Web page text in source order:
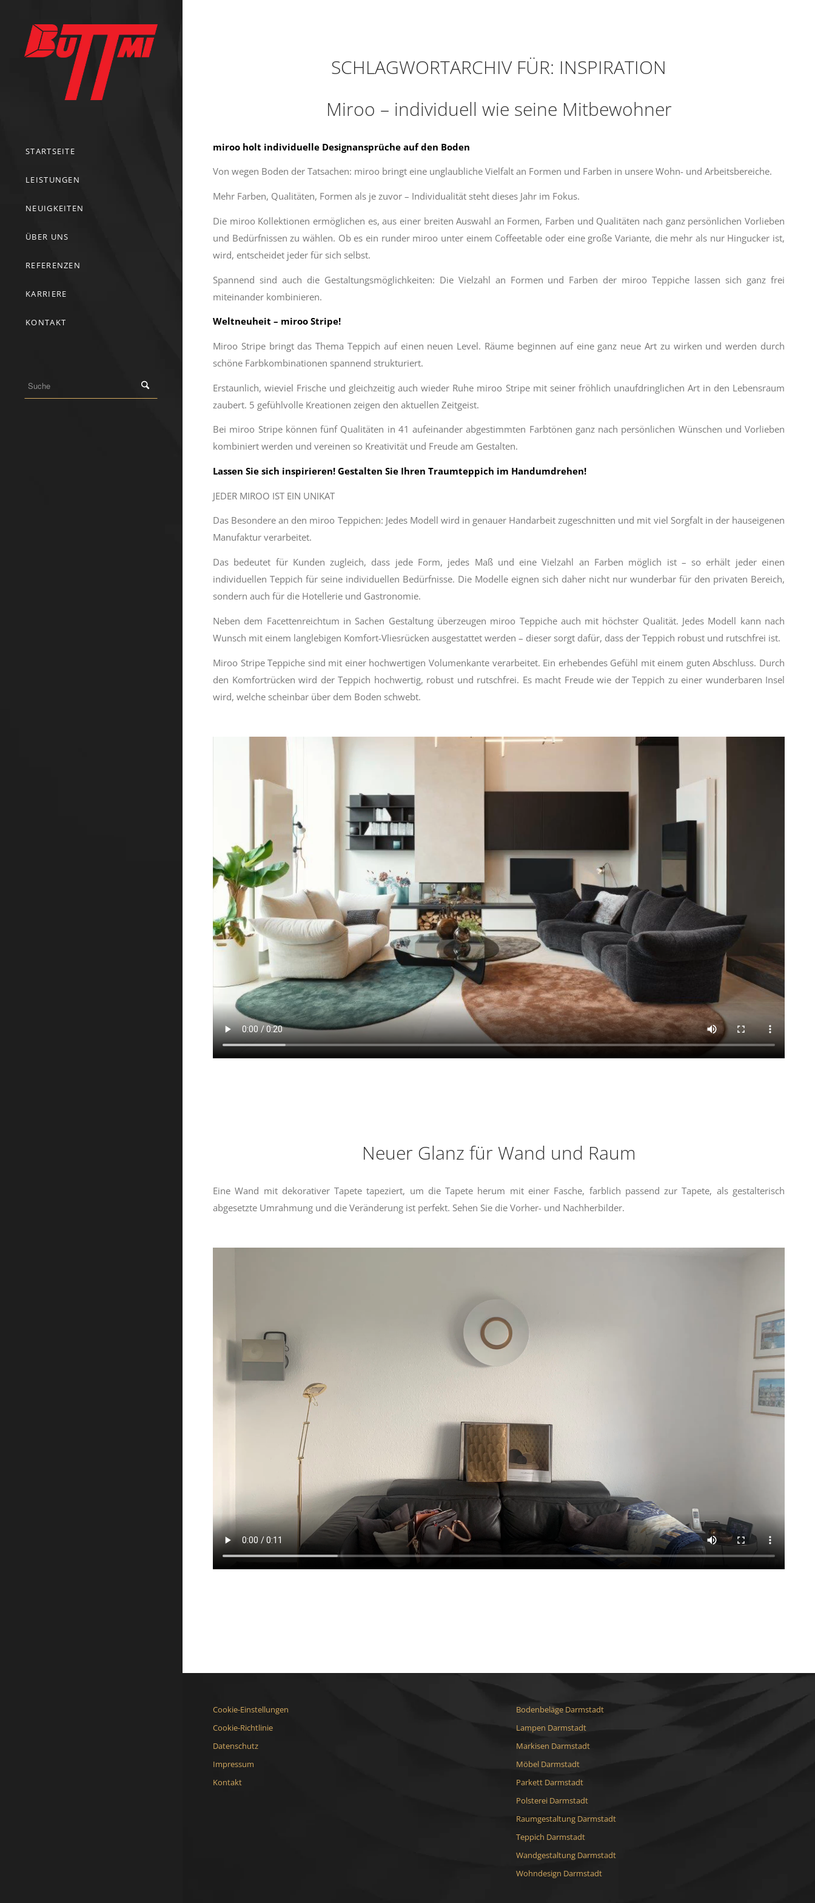
STARTSEITE
LEISTUNGEN
NEUIGKEITEN
ÜBER UNS
REFERENZEN
KARRIERE
KONTAKT
SCHLAGWORTARCHIV FÜR: INSPIRATION
Miroo – individuell wie seine Mitbewohner
miroo holt individuelle Designansprüche auf den Boden
Von wegen Boden der Tatsachen: miroo bringt eine unglaubliche Vielfalt an Formen und Farben in unsere Wohn- und Arbeitsbereiche.
Mehr Farben, Qualitäten, Formen als je zuvor – Individualität steht dieses Jahr im Fokus.
Die miroo Kollektionen ermöglichen es, aus einer breiten Auswahl an Formen, Farben und Qualitäten nach ganz persönlichen Vorlieben
und Bedürfnissen zu wählen. Ob es ein runder miroo unter einem Coffeetable oder eine große Variante, die mehr als nur Hingucker ist,
wird, entscheidet jeder für sich selbst.
Spannend sind auch die Gestaltungsmöglichkeiten: Die Vielzahl an Formen und Farben der miroo Teppiche lassen sich ganz frei
miteinander kombinieren.
Weltneuheit – miroo Stripe!
Miroo Stripe bringt das Thema Teppich auf einen neuen Level. Räume beginnen auf eine ganz neue Art zu wirken und werden durch
schöne Farbkombinationen spannend strukturiert.
Erstaunlich, wieviel Frische und gleichzeitig auch wieder Ruhe miroo Stripe mit seiner fröhlich unaufdringlichen Art in den Lebensraum
zaubert. 5 gefühlvolle Kreationen zeigen den aktuellen Zeitgeist.
Bei miroo Stripe können fünf Qualitäten in 41 aufeinander abgestimmten Farbtönen ganz nach persönlichen Wünschen und Vorlieben
kombiniert werden und vereinen so Kreativität und Freude am Gestalten.
Lassen Sie sich inspirieren! Gestalten Sie Ihren Traumteppich im Handumdrehen!
JEDER MIROO IST EIN UNIKAT
Das Besondere an den miroo Teppichen: Jedes Modell wird in genauer Handarbeit zugeschnitten und mit viel Sorgfalt in der hauseigenen
Manufaktur verarbeitet.
Das bedeutet für Kunden zugleich, dass jede Form, jedes Maß und eine Vielzahl an Farben möglich ist – so erhält jeder einen
individuellen Teppich für seine individuellen Bedürfnisse. Die Modelle eignen sich daher nicht nur wunderbar für den privaten Bereich,
sondern auch für die Hotellerie und Gastronomie.
Neben dem Facettenreichtum in Sachen Gestaltung überzeugen miroo Teppiche auch mit höchster Qualität. Jedes Modell kann nach
Wunsch mit einem langlebigen Komfort-Vliesrücken ausgestattet werden – dieser sorgt dafür, dass der Teppich robust und rutschfrei ist.
Miroo Stripe Teppiche sind mit einer hochwertigen Volumenkante verarbeitet. Ein erhebendes Gefühl mit einem guten Abschluss. Durch
den Komfortrücken wird der Teppich hochwertig, robust und rutschfrei. Es macht Freude wie der Teppich zu einer wunderbaren Insel
wird, welche scheinbar über dem Boden schwebt.
Neuer Glanz für Wand und Raum
Eine Wand mit dekorativer Tapete tapeziert, um die Tapete herum mit einer Fasche, farblich passend zur Tapete, als gestalterisch
abgesetzte Umrahmung und die Veränderung ist perfekt. Sehen Sie die Vorher- und Nachherbilder.
Cookie-Einstellungen
Cookie-Richtlinie
Datenschutz
Impressum
Kontakt
Bodenbeläge Darmstadt
Lampen Darmstadt
Markisen Darmstadt
Möbel Darmstadt
Parkett Darmstadt
Polsterei Darmstadt
Raumgestaltung Darmstadt
Teppich Darmstadt
Wandgestaltung Darmstadt
Wohndesign Darmstadt